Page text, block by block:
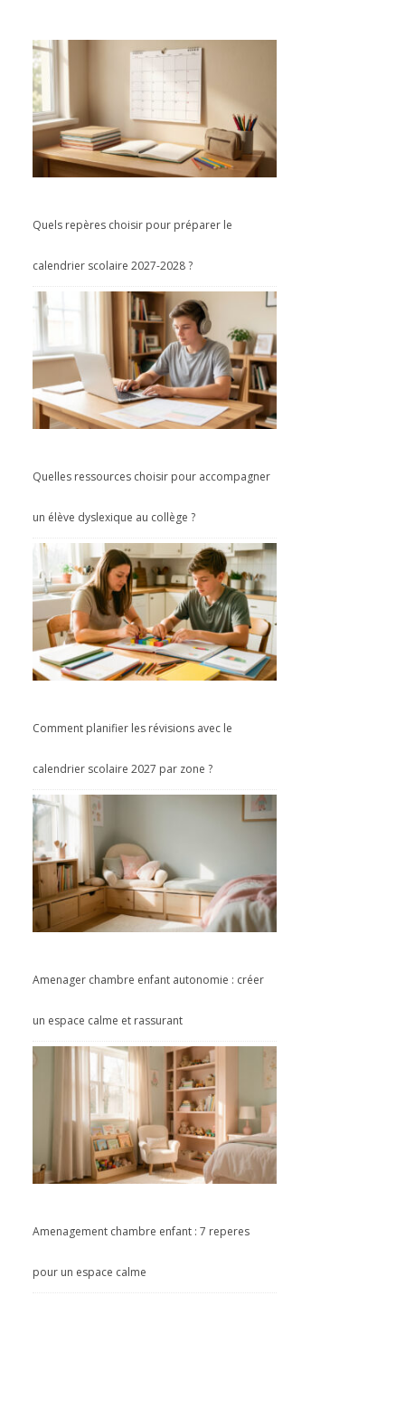
Quels repères choisir pour préparer le
calendrier scolaire 2027-2028 ?
Quelles ressources choisir pour accompagner
un élève dyslexique au collège ?
Comment planifier les révisions avec le
calendrier scolaire 2027 par zone ?
Amenager chambre enfant autonomie : créer
un espace calme et rassurant
Amenagement chambre enfant : 7 reperes
pour un espace calme